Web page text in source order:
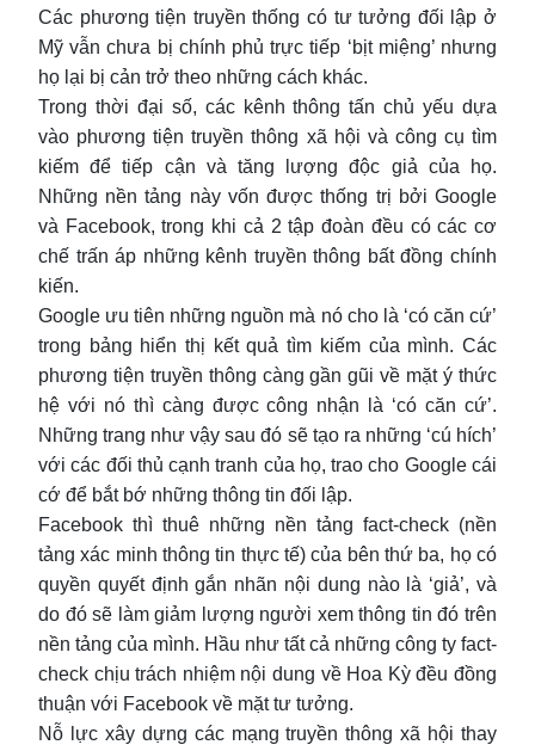
Các phương tiện truyền thống có tư tưởng đối lập ở
Mỹ vẫn chưa bị chính phủ trực tiếp ‘bịt miệng’ nhưng
họ lại bị cản trở theo những cách khác.
Trong thời đại số, các kênh thông tấn chủ yếu dựa
vào phương tiện truyền thông xã hội và công cụ tìm
kiếm để tiếp cận và tăng lượng độc giả của họ.
Những nền tảng này vốn được thống trị bởi Google
và Facebook, trong khi cả 2 tập đoàn đều có các cơ
chế trấn áp những kênh truyền thông bất đồng chính
kiến.
Google ưu tiên những nguồn mà nó cho là ‘có căn cứ’
trong bảng hiển thị kết quả tìm kiếm của mình. Các
phương tiện truyền thông càng gần gũi về mặt ý thức
hệ với nó thì càng được công nhận là ‘có căn cứ’.
Những trang như vậy sau đó sẽ tạo ra những ‘cú hích’
với các đối thủ cạnh tranh của họ, trao cho Google cái
cớ để bắt bớ những thông tin đối lập.
Facebook thì thuê những nền tảng fact-check (nền
tảng xác minh thông tin thực tế) của bên thứ ba, họ có
quyền quyết định gắn nhãn nội dung nào là ‘giả’, và
do đó sẽ làm giảm lượng người xem thông tin đó trên
nền tảng của mình. Hầu như tất cả những công ty fact-
check chịu trách nhiệm nội dung về Hoa Kỳ đều đồng
thuận với Facebook về mặt tư tưởng.
Nỗ lực xây dựng các mạng truyền thông xã hội thay